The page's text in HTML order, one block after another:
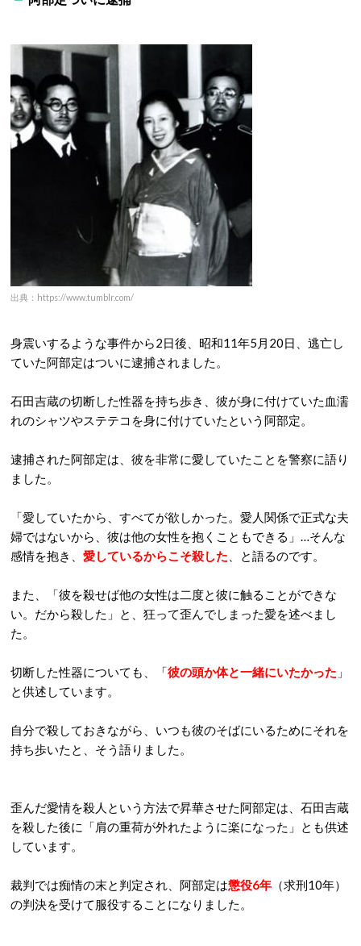
出典：https://www.tumblr.com/
身震いするような事件から2日後、昭和11年5月20日、逃亡し
ていた阿部定はついに逮捕されました。
石田吉蔵の切断した性器を持ち歩き、彼が身に付けていた血濡
れのシャツやステテコを身に付けていたという阿部定。
逮捕された阿部定は、彼を非常に愛していたことを警察に語り
ました。
「愛していたから、すべてが欲しかった。愛人関係で正式な夫
婦ではないから、彼は他の女性を抱くこともできる」…そんな
感情を抱き、 愛しているからこそ殺した 、と語るのです。
また、「彼を殺せば他の女性は二度と彼に触ることができな
い。だから殺した」と、狂って歪んでしまった愛を述べまし
た。
切断した性器についても、「彼の頭か体と一緒にいたかった 」
と供述しています。
自分で殺しておきながら、いつも彼のそばにいるためにそれを
持ち歩いたと、そう語りました。
歪んだ愛情を殺人という方法で昇華させた阿部定は、石田吉蔵
を殺した後に「肩の重荷が外れたように楽になった」とも供述
しています。
裁判では痴情の末と判定され、阿部定は懲役6年 （求刑10年）
の判決を受けて服役することになりました。